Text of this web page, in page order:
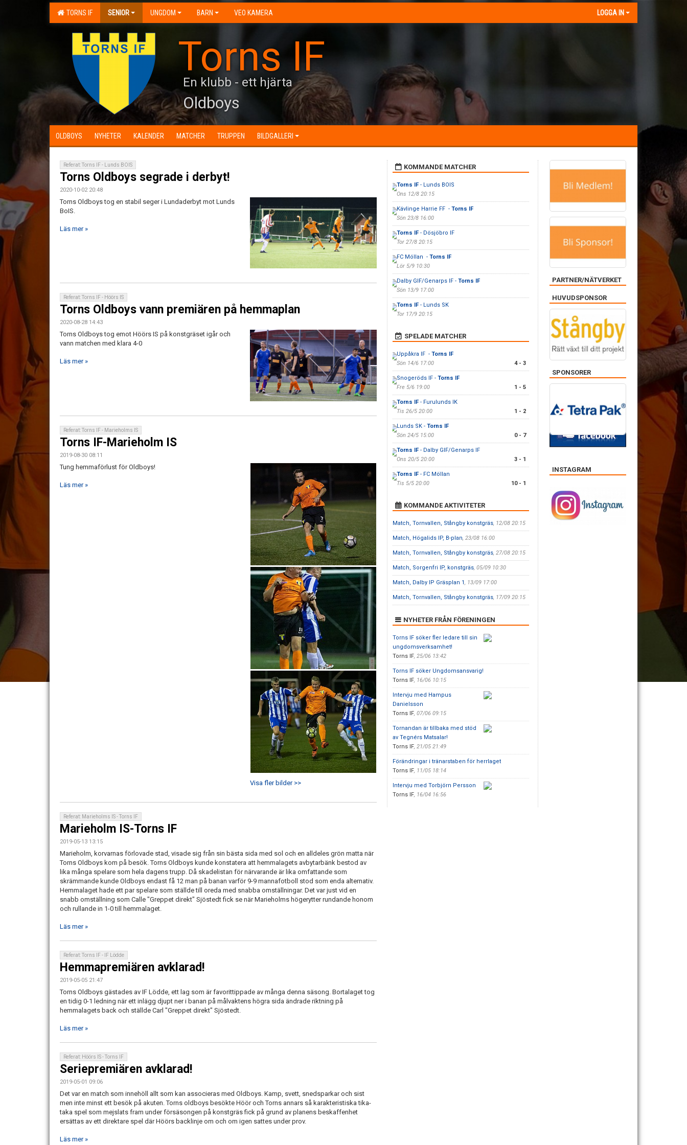
TORNS IF SENIOR UNGDOM BARN VEO KAMERA LOGGA IN
Torns IF
En klubb - ett hjärta
Oldboys
OLDBOYS NYHETER KALENDER MATCHER TRUPPEN BILDGALLERI
Referat: Torns IF - Lunds BOIS
Torns Oldboys segrade i derbyt!
2020-10-02 20:48
Torns Oldboys tog en stabil seger i Lundaderbyt mot Lunds
BoIS.
Läs mer »
Referat: Torns IF - Höörs IS
Torns Oldboys vann premiären på hemmaplan
2020-08-28 14:43
Torns Oldboys tog emot Höörs IS på konstgräset igår och
vann matchen med klara 4-0
Läs mer »
Referat: Torns IF - Marieholms IS
Torns IF-Marieholm IS
2019-08-30 08:11
Visa fler bilder >>
Tung hemmaförlust för Oldboys!
Läs mer »
Referat: Marieholms IS - Torns IF
Marieholm IS-Torns IF
2019-05-13 13:15
Marieholm, korvarnas förlovade stad, visade sig från sin bästa sida med sol och en alldeles grön matta när
Torns Oldboys kom på besök. Torns Oldboys kunde konstatera att hemmalagets avbytarbänk bestod av
lika många spelare som hela dagens trupp. Då skadelistan för närvarande är lika omfattande som
skrämmande kunde Oldboys endast få 12 man på banan varför 9-9 mannafotboll stod som enda alternativ.
Hemmalaget hade ett par spelare som ställde till oreda med snabba omställningar. Det var just vid en
snabb omställning som Calle "Greppet direkt" Sjöstedt fick se när Marieholms högerytter rundande honom
och rullande in 1-0 till hemmalaget.
Läs mer »
Referat: Torns IF - IF Lödde
Hemmapremiären avklarad!
2019-05-05 21:47
Torns Oldboys gästades av IF Lödde, ett lag som är favorittippade av många denna säsong. Bortalaget tog
en tidig 0-1 ledning när ett inlägg djupt ner i banan på målvaktens högra sida ändrade riktning på
hemmalagets back och ställde Carl "Greppet direkt" Sjöstedt.
Läs mer »
Referat: Höörs IS - Torns IF
Seriepremiären avklarad!
2019-05-01 09:06
Det var en match som innehöll allt som kan associeras med Oldboys. Kamp, svett, snedsparkar och sist
men inte minst ett besök på akuten. Torns oldboys besökte Höör och Torns annars så karakteristiska tika-
taka spel som mejslats fram under försäsongen på konstgräs fick på grund av planens beskaffenhet
ersättas av ett direktare spel där Höörs backlinje om och om igen sattes under prov.
Läs mer »
KOMMANDE MATCHER
Torns IF- Lunds BOIS
Ons 12/8 20:15
Kävlinge Harrie FF - Torns IF
Sön 23/8 16:00
Torns IF- Dösjöbro IF
Tor 27/8 20:15
FC Möllan - Torns IF
Lör 5/9 10:30
Dalby GIF/Genarps IF - Torns IF
Sön 13/9 17:00
Torns IF- Lunds SK
Tor 17/9 20:15
SPELADE MATCHER
Uppåkra IF - Torns IF
Sön 14/6 17:00
4 - 3
Snogeröds IF - Torns IF
Fre 5/6 19:00
1 - 5
Torns IF- Furulunds IK
Tis 26/5 20:00
1 - 2
Lunds SK - Torns IF
Sön 24/5 15:00
0 - 7
Torns IF- Dalby GIF/Genarps IF
Ons 20/5 20:00
3 - 1
Torns IF- FC Möllan
Tis 5/5 20:00
10 - 1
KOMMANDE AKTIVITETER
Match, Tornvallen, Stångby konstgräs, 12/08 20:15
Match, Högalids IP, B-plan, 23/08 16:00
Match, Tornvallen, Stångby konstgräs, 27/08 20:15
Match, Sorgenfri IP, konstgräs, 05/09 10:30
Match, Dalby IP Gräsplan 1, 13/09 17:00
Match, Tornvallen, Stångby konstgräs, 17/09 20:15
NYHETER FRÅN FÖRENINGEN
Torns IF söker fler ledare till sin
ungdomsverksamhet!
Torns IF, 25/06 13:42
Torns IF söker Ungdomsansvarig!
Torns IF, 16/06 10:15
Intervju med Hampus
Danielsson
Torns IF, 07/06 09:15
Tornandan är tillbaka med stöd
av Tegnérs Matsalar!
Torns IF, 21/05 21:49
Förändringar i tränarstaben för herrlaget
Torns IF, 11/05 18:14
Intervju med Torbjörn Persson
Torns IF, 16/04 16:56
PARTNER/NÄTVERKET
HUVUDSPONSOR
SPONSORER
INSTAGRAM